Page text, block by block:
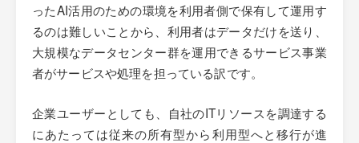
ったAI活用のための環境を利用者側で保有して運用す
るのは難しいことから、利用者はデータだけを送り、
大規模なデータセンター群を運用できるサービス事業
者がサービスや処理を担っている訳です。
企業ユーザーとしても、自社のITリソースを調達する
にあたっては従来の所有型から利用型へと移行が進